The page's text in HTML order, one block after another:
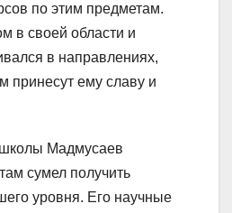
по этим предметам.
в своей области и
в направлениях,
принесут ему славу и
Мадмусаев
сумел получить
уровня. Его научные